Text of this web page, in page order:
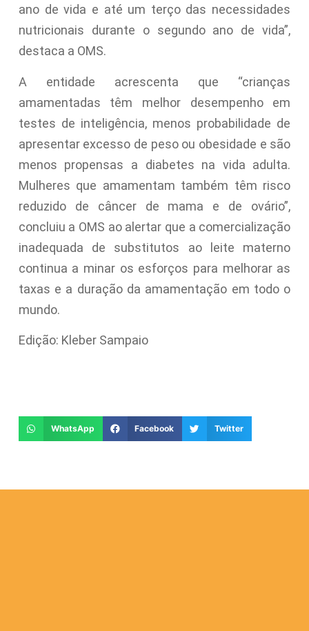
ano de vida e até um terço das necessidades
nutricionais durante o segundo ano de vida”,
destaca a OMS.
A entidade acrescenta que “crianças
amamentadas têm melhor desempenho em
testes de inteligência, menos probabilidade de
apresentar excesso de peso ou obesidade e são
menos propensas a diabetes na vida adulta.
Mulheres que amamentam também têm risco
reduzido de câncer de mama e de ovário”,
concluiu a OMS ao alertar que a comercialização
inadequada de substitutos ao leite materno
continua a minar os esforços para melhorar as
taxas e a duração da amamentação em todo o
mundo.
Edição: Kleber Sampaio
WhatsApp Facebook Twitter